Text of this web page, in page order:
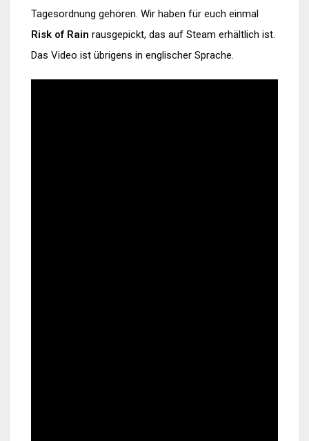
Tagesordnung gehören. Wir haben für euch einmal
Risk of Rain rausgepickt, das auf Steam erhältlich ist.
Das Video ist übrigens in englischer Sprache.